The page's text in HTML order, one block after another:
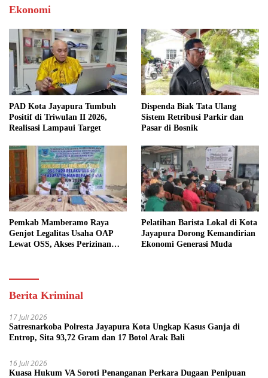
Ekonomi
PAD Kota Jayapura Tumbuh
Positif di Triwulan II 2026,
Realisasi Lampaui Target
Dispenda Biak Tata Ulang
Sistem Retribusi Parkir dan
Pasar di Bosnik
Pemkab Mamberamo Raya
Genjot Legalitas Usaha OAP
Lewat OSS, Akses Perizinan
Pelatihan Barista Lokal di Kota
Jayapura Dorong Kemandirian
Ekonomi Generasi Muda
Berita Kriminal
17 Juli 2026
Satresnarkoba Polresta Jayapura Kota Ungkap Kasus Ganja di
Entrop, Sita 93,72 Gram dan 17 Botol Arak Bali
16 Juli 2026
Kuasa Hukum VA Soroti Penanganan Perkara Dugaan Penipuan